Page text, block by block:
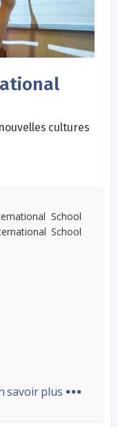
cultures
School
School
savoir plus ...